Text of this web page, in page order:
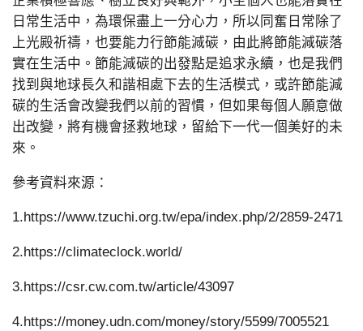
日常生活中，為環保盡上一分心力，所以同奮日常除了
上光殿祈禱，也要能力行節能減碳，由此將節能減碳落
實在生活中。節能減碳的出發點是追求永續，也是我們
找到與地球長久和諧相處下去的生活模式，或許節能減
碳的生活會改變我們以前的習慣，但如果每個人願意做
出改變，將有機會拯救地球，留給下一代一個美好的未
來。
參考資料來源：
1.https://www.tzuchi.org.tw/epa/index.php/2/2859-2471
2.https://climateclock.world/
3.https://csr.cw.com.tw/article/43097
4.https://money.udn.com/money/story/5599/7005521